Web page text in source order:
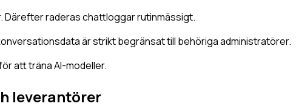
Därefter raderas chattloggar rutinmässigt.
är strikt begränsat till behöriga administratörer.
att träna AI-modeller.
leverantörer